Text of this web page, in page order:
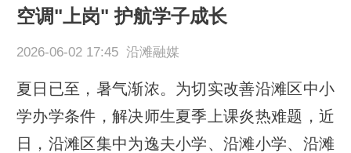
空调"上岗" 护航学子成长
2026-06-02 17:45 沿滩融媒
夏日已至，暑气渐浓。为切实改善沿滩区中小
学办学条件，解决师生夏季上课炎热难题，近
日，沿滩区集中为逸夫小学、沿滩小学、沿滩